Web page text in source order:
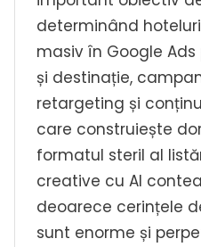
determinând
masiv în Google
și destinație,
retargeting și
care construiește
formatul steril al
creative cu AI
deoarece cerințele
sunt enorme și